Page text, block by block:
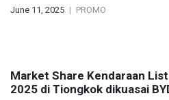
June 11, 2025 PROMO
Market Share Kendaraan
2025 di Tiongkok dikuasai